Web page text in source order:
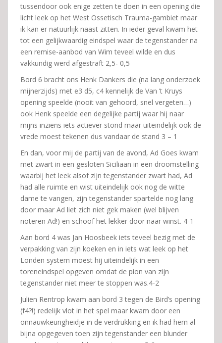
tussendoor ook enige zetten te doen in een opening die
licht leek op het West Ossetisch Trauma-gambiet maar
ik kan er natuurlijk naast zitten. In ieder geval kwam het
tot een gelijkwaardig eindspel waar de tegenstander na
een remise-aanbod van Wim teveel wilde en dus
vakkundig werd afgestraft 2,5- 0,5
Bord 6 bracht ons Henk Dankers die (na lang onderzoek
mijnerzijds) met e3 d5, c4 kennelijk de Van ’t Kruys
opening speelde (nooit van gehoord, snel vergeten…)
ook Henk speelde een degelijke partij waar hij naar
mijns inziens iets actiever stond maar uiteindelijk ook de
vrede moest tekenen dus vandaar de stand 3 – 1
En dan, voor mij de partij van de avond, Ad Goes kwam
met zwart in een gesloten Siciliaan in een droomstelling
waarbij het leek alsof zijn tegenstander zwart had, Ad
had alle ruimte en wist uiteindelijk ook nog de witte
dame te vangen, zijn tegenstander spartelde nog lang
door maar Ad liet zich niet gek maken (wel blijven
noteren Ad!) en schoof het lekker door naar winst. 4-1
Aan bord 4 was Jan Hoosbeek iets teveel bezig met de
verpakking van zijn koeken en in iets wat leek op het
Londen system moest hij uiteindelijk in een
toreneindspel opgeven omdat de pion van zijn
tegenstander niet meer te stoppen was.4-2
Julien Rentrop kwam aan bord 3 tegen de Bird’s opening
(f4?!) redelijk vlot in het spel maar kwam door een
onnauwkeurigheidje in de verdrukking en ik had hem al
bijna opgegeven toen zijn tegenstander een blunder